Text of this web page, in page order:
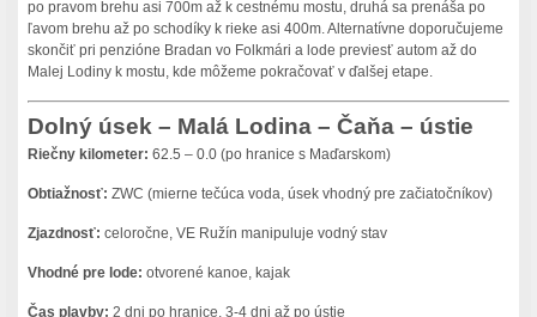
po pravom brehu asi 700m až k cestnému mostu, druhá sa prenáša po
ľavom brehu až po schodíky k rieke asi 400m. Alternatívne doporučujeme
skončiť pri penzióne Bradan vo Folkmári a lode previesť autom až do
Malej Lodiny k mostu, kde môžeme pokračovať v ďalšej etape.
Dolný úsek – Malá Lodina – Čaňa – ústie
Riečny kilometer: 62.5 – 0.0 (po hranice s Maďarskom)
Obtiažnosť: ZWC (mierne tečúca voda, úsek vhodný pre začiatočníkov)
Zjazdnosť: celoročne, VE Ružín manipuluje vodný stav
Vhodné pre lode:otvorené kanoe, kajak
Čas plavby:2 dni po hranice, 3-4 dni až po ústie